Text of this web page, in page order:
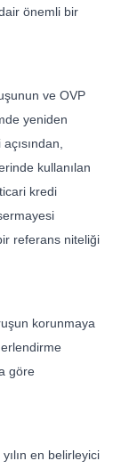
önemli bir
ve OVP
yeniden
kullanılan
kredi
referans niteliği
korunmaya
göre
en belirleyici